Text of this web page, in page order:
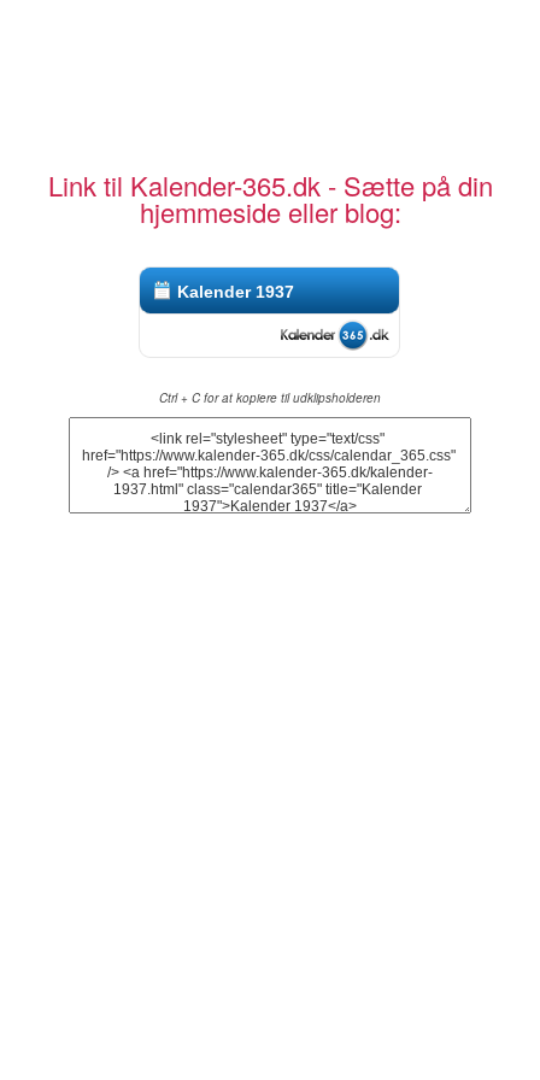
Link til Kalender-365.dk - Sætte på din
hjemmeside eller blog:
Kalender 1937
Ctrl + C for at kopiere til udklipsholderen